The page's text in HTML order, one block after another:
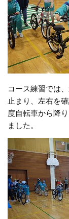
コース練習では
止まり、左右を
度自転車から降
ました。